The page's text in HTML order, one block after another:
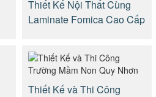
Thiết Kế Nội Thất Cùng
Laminate Fomica Cao Cấp
Thiết Kế và Thi Công